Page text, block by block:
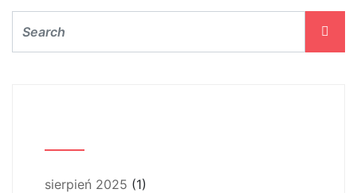
sierpień 2025 (1)